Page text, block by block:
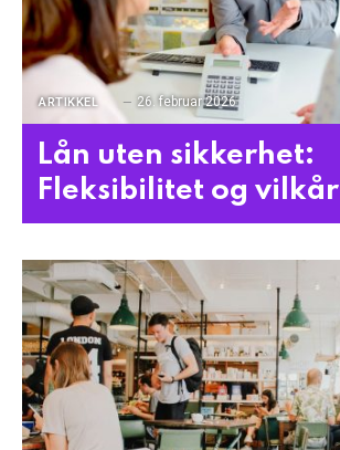
ARTIKKEL 26. februar 2026
Lån uten sikkerhet:
Fleksibilitet og vilkår